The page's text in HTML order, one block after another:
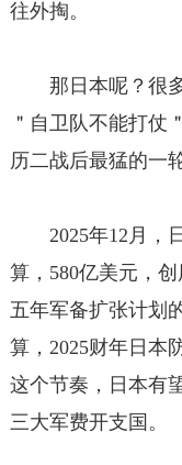
往外掏。
那日本呢？很
＂自卫队不能打仗
历二战后最猛的一
2025年12月，
算，580亿美元，
五年军备扩张计划
算，2025财年日本
这个节奏，日本有
三大军费开支国。